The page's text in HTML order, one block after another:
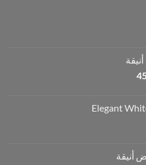
Elegant
أنيقة